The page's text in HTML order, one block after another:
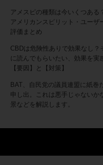
アメスピの種類は今いくつある
アメリカンスピリット・ユーザ
評価まとめ
CBDは危険性ありで効果なし？
に読んでもらいたい、効果を実
【要因】と【対策】
BAT、自民党の議員連盟に紙巻
申し出。これは悪手じゃないか
景などを解説します。